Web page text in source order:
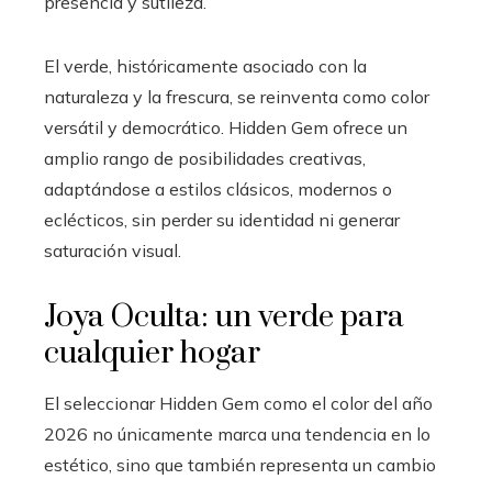
El verde, históricamente asociado con la
naturaleza y la frescura, se reinventa como color
versátil y democrático. Hidden Gem ofrece un
amplio rango de posibilidades creativas,
adaptándose a estilos clásicos, modernos o
eclécticos, sin perder su identidad ni generar
saturación visual.
Joya Oculta: un verde para
cualquier hogar
El seleccionar Hidden Gem como el color del año
2026 no únicamente marca una tendencia en lo
estético, sino que también representa un cambio